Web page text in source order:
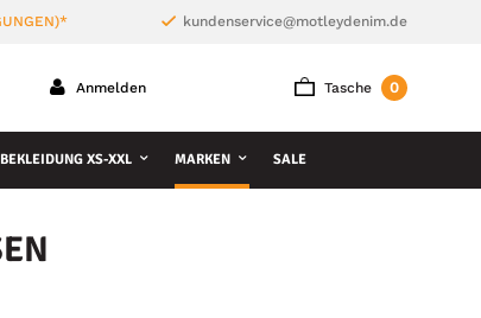
kundenservice@motleydenim.de
Tasche 0
Anmelden
XS-XXL MARKEN SALE